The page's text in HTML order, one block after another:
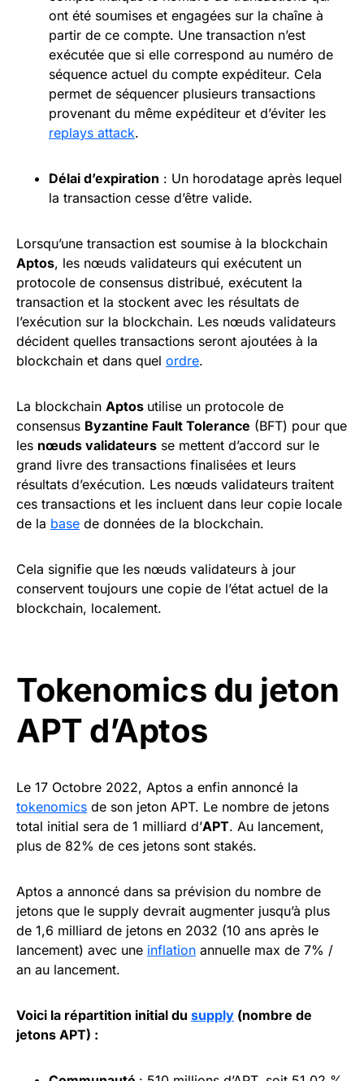
ont été soumises et engagées sur la chaîne à
partir de ce compte. Une transaction n’est
exécutée que si elle correspond au numéro de
séquence actuel du compte expéditeur. Cela
permet de séquencer plusieurs transactions
provenant du même expéditeur et d’éviter les
replays attack.
Délai d’expiration : Un horodatage après lequel
la transaction cesse d’être valide.
Lorsqu’une transaction est soumise à la blockchain
Aptos, les nœuds validateurs qui exécutent un
protocole de consensus distribué, exécutent la
transaction et la stockent avec les résultats de
l’exécution sur la blockchain. Les nœuds validateurs
décident quelles transactions seront ajoutées à la
blockchain et dans quel ordre.
La blockchain Aptos utilise un protocole de
consensus Byzantine Fault Tolerance (BFT) pour que
les nœuds validateurs se mettent d’accord sur le
grand livre des transactions finalisées et leurs
résultats d’exécution. Les nœuds validateurs traitent
ces transactions et les incluent dans leur copie locale
de la base de données de la blockchain.
Cela signifie que les nœuds validateurs à jour
conservent toujours une copie de l’état actuel de la
blockchain, localement.
Tokenomics du jeton
APT d’Aptos
Le 17 Octobre 2022, Aptos a enfin annoncé la
tokenomics de son jeton APT. Le nombre de jetons
total initial sera de 1 milliard d’APT. Au lancement,
plus de 82% de ces jetons sont stakés.
Aptos a annoncé dans sa prévision du nombre de
jetons que le supply devrait augmenter jusqu’à plus
de 1,6 milliard de jetons en 2032 (10 ans après le
lancement) avec une inflation annuelle max de 7% /
an au lancement.
Voici la répartition initial du supply (nombre de
jetons APT) :